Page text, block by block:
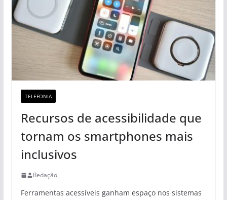
TELEFONIA
Recursos de acessibilidade que
tornam os smartphones mais
inclusivos
Redação
Ferramentas acessíveis ganham espaço nos sistemas